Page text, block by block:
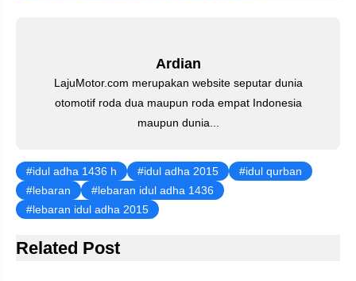
k
Ardian
LajuMotor.com merupakan website seputar dunia
otomotif roda dua maupun roda empat Indonesia
maupun dunia...
idul adha 1436 h idul adha 2015
idul qurban
lebaran
lebaran idul adha 1436
lebaran idul adha 2015
Related Post